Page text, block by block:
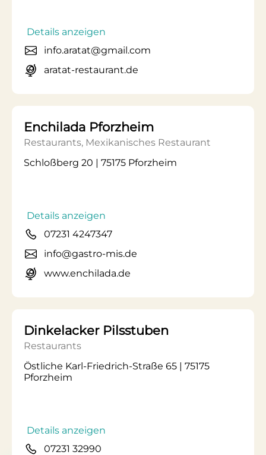
Details anzeigen
info.aratat@gmail.com
aratat-restaurant.de
Enchilada Pforzheim
Restaurants, Mexikanisches Restaurant
Schloßberg 20 | 75175 Pforzheim
Details anzeigen
07231 4247347
info@gastro-mis.de
www.enchilada.de
Dinkelacker Pilsstuben
Restaurants
Östliche Karl-Friedrich-Straße 65 | 75175
Pforzheim
Details anzeigen
07231 32990